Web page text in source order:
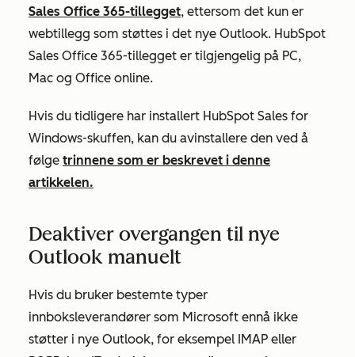
Sales Office 365-tillegget, ettersom det kun er
webtillegg som støttes i det nye Outlook. HubSpot
Sales Office 365-tillegget er tilgjengelig på PC,
Mac og Office online.
Hvis du tidligere har installert HubSpot Sales for
Windows-skuffen, kan du avinstallere den ved å
følge trinnene som er beskrevet i denne
artikkelen.
Deaktiver overgangen til nye
Outlook manuelt
Hvis du bruker bestemte typer
innboksleverandører som Microsoft ennå ikke
støtter i nye Outlook, for eksempel IMAP eller